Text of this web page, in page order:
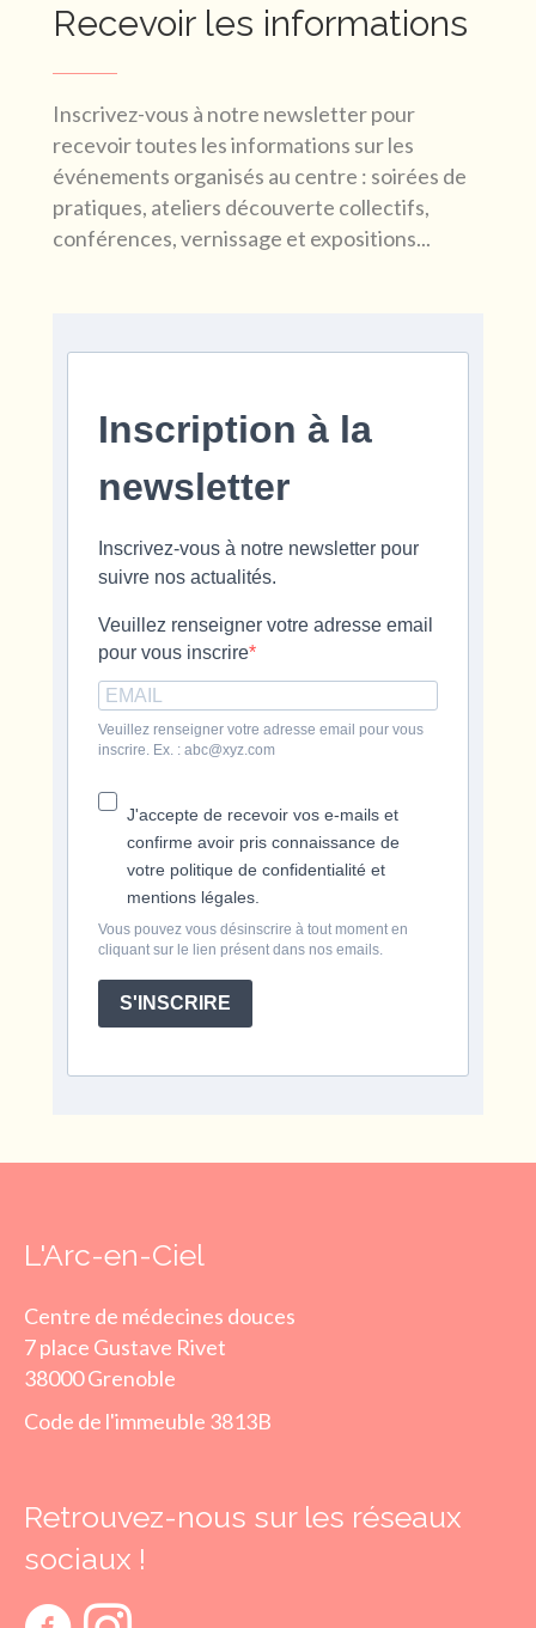
Recevoir les informations
Inscrivez-vous à notre newsletter pour
recevoir toutes les informations sur les
événements organisés au centre : soirées de
pratiques, ateliers découverte collectifs,
conférences, vernissage et expositions...
Inscription à la
newsletter
Inscrivez-vous à notre newsletter pour
suivre nos actualités.
Veuillez renseigner votre adresse email
pour vous inscrire
Veuillez renseigner votre adresse email pour vous
inscrire. Ex. : abc@xyz.com
J'accepte de recevoir vos e-mails et
confirme avoir pris connaissance de
votre politique de confidentialité et
mentions légales.
Vous pouvez vous désinscrire à tout moment en
cliquant sur le lien présent dans nos emails.
S'INSCRIRE
L'Arc-en-Ciel
Centre de médecines douces
7 place Gustave Rivet
38000 Grenoble
Code de l'immeuble 3813B
Retrouvez-nous sur les réseaux
sociaux !